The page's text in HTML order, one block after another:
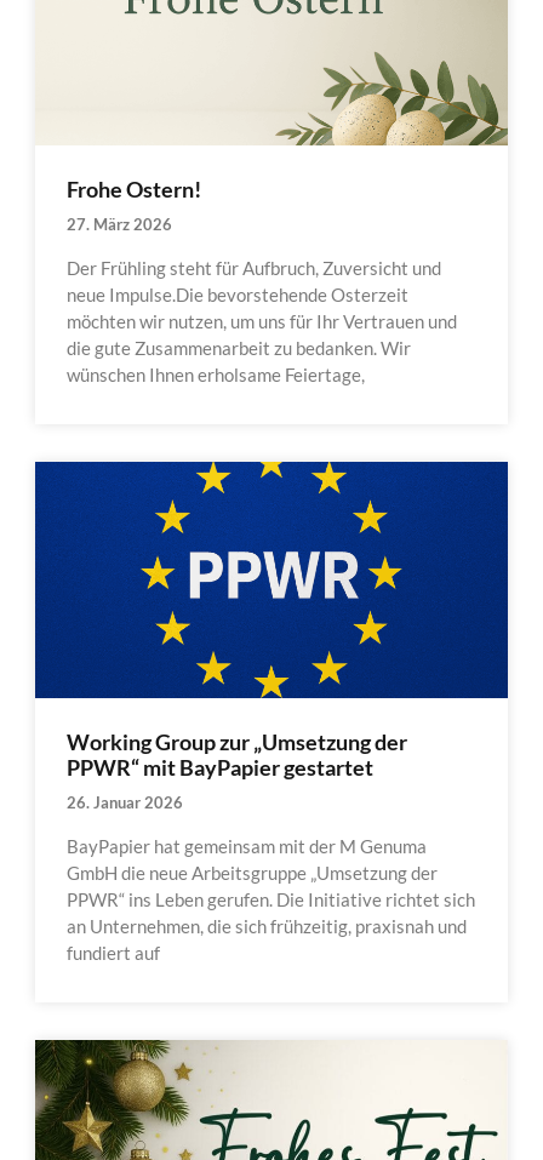
Frohe Ostern!
27. März 2026
Der Frühling steht für Aufbruch, Zuversicht und
neue Impulse.Die bevorstehende Osterzeit
möchten wir nutzen, um uns für Ihr Vertrauen und
die gute Zusammenarbeit zu bedanken. Wir
wünschen Ihnen erholsame Feiertage,
Working Group zur „Umsetzung der
PPWR“ mit BayPapier gestartet
26. Januar 2026
BayPapier hat gemeinsam mit der M Genuma
GmbH die neue Arbeitsgruppe „Umsetzung der
PPWR“ ins Leben gerufen. Die Initiative richtet sich
an Unternehmen, die sich frühzeitig, praxisnah und
fundiert auf